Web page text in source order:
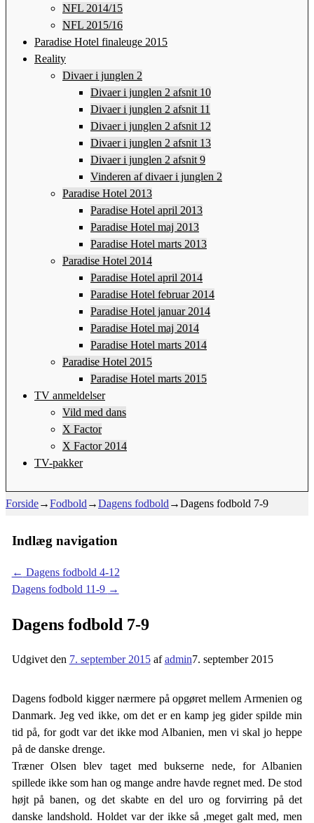
NFL 2014/15
NFL 2015/16
Paradise Hotel finaleuge 2015
Reality
Divaer i junglen 2
Divaer i junglen 2 afsnit 10
Divaer i junglen 2 afsnit 11
Divaer i junglen 2 afsnit 12
Divaer i junglen 2 afsnit 13
Divaer i junglen 2 afsnit 9
Vinderen af divaer i junglen 2
Paradise Hotel 2013
Paradise Hotel april 2013
Paradise Hotel maj 2013
Paradise Hotel marts 2013
Paradise Hotel 2014
Paradise Hotel april 2014
Paradise Hotel februar 2014
Paradise Hotel januar 2014
Paradise Hotel maj 2014
Paradise Hotel marts 2014
Paradise Hotel 2015
Paradise Hotel marts 2015
TV anmeldelser
Vild med dans
X Factor
X Factor 2014
TV-pakker
Forside→Fodbold →Dagens fodbold →Dagens fodbold 7-9
Indlæg navigation
← Dagens fodbold 4-12
Dagens fodbold 11-9 →
Dagens fodbold 7-9
Udgivet den 7. september 2015 afadmin7. september 2015
Dagens fodbold kigger nærmere på opgøret mellem Armenien og
Danmark. Jeg ved ikke, om det er en kamp jeg gider spilde min
tid på, for godt var det ikke mod Albanien, men vi skal jo heppe
på de danske drenge.
Træner Olsen blev taget med bukserne nede, for Albanien
spillede ikke som han og mange andre havde regnet med. De stod
højt på banen, og det skabte en del uro og forvirring på det
danske landshold. Holdet var der ikke så ,meget galt med, men